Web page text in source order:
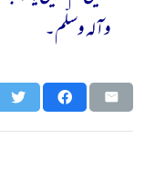
وآلہ وسلّم۔